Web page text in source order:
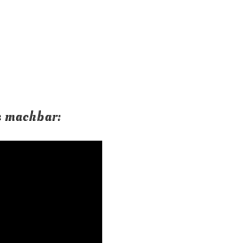
machbar: